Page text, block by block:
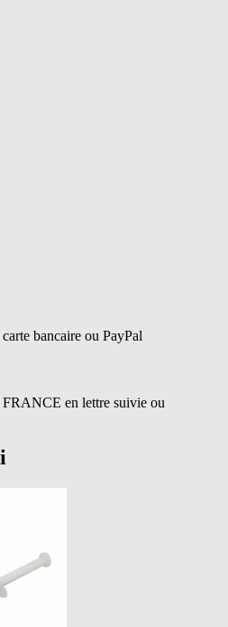
bancaire ou PayPal
en lettre suivie ou